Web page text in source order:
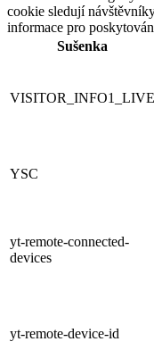
cookie sledují
informace pro
Sušenka
VISITOR_INFO1_LIVE
YSC
yt-remote-connected-
devices
yt-remote-device-id